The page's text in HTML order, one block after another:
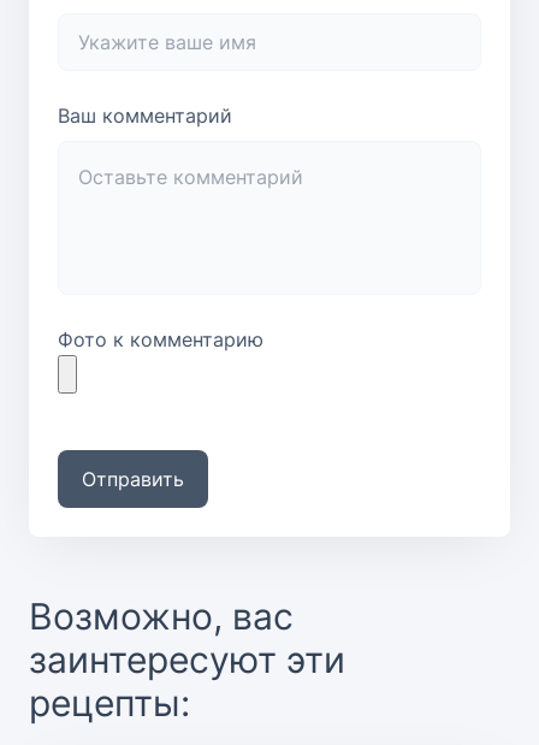
Ваш комментарий
Фото к комментарию
Отправить
Возможно, вас
заинтересуют эти
рецепты: